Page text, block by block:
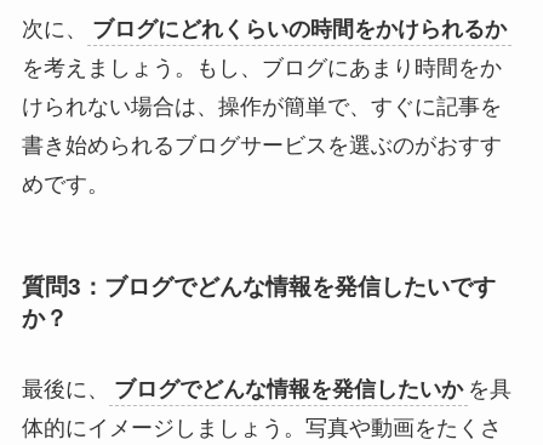
次に、
ブログにどれくらいの時間をかけられるか
を考えましょう。もし、ブログにあまり時間をか
けられない場合は、操作が簡単で、すぐに記事を
書き始められるブログサービスを選ぶのがおすす
めです。
質問3：ブログでどんな情報を発信したいです
か？
最後に、 ブログでどんな情報を発信したいか を具
体的にイメージしましょう。写真や動画をたくさ